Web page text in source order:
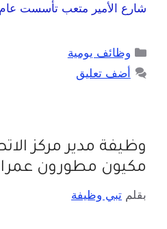
شارع الأمير متعب تأسست عام 1418 …
وظائف يومية
أضف تعليق
وظيفة مدير مركز
مكيون مطورون
بقلم تبي وظيفة